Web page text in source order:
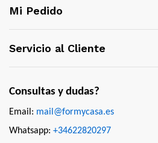
Mi Pedido
Servicio al Cliente
Consultas y dudas?
Email: mail@formycasa.es
Whatsapp: +34622820297